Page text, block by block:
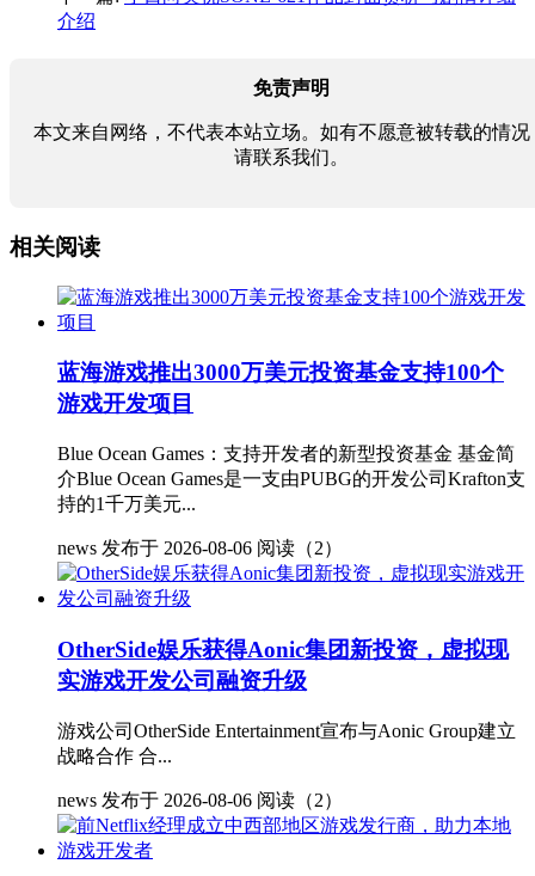
介绍
免责声明
本文来自网络，不代表本站立场。如有不愿意被转载的情况
请联系我们。
相关阅读
蓝海游戏推出3000万美元投资基金支持100个
游戏开发项目
Blue Ocean Games：支持开发者的新型投资基金 基金简
介Blue Ocean Games是一支由PUBG的开发公司Krafton支
持的1千万美元...
news 发布于 2026-08-06 阅读（2）
OtherSide娱乐获得Aonic集团新投资，虚拟现
实游戏开发公司融资升级
游戏公司OtherSide Entertainment宣布与Aonic Group建立
战略合作 合...
news 发布于 2026-08-06 阅读（2）